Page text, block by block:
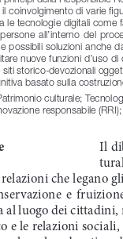
coinvolgimento di varie
le tecnologie digitali come
all’interno  del
possibili soluzioni anche
nuove funzioni d’uso
siti storico-devozionali
basato sulla
culturale;
responsabile
Il
relazioni che legano
e
al luogo dei cittadini,
e le relazioni sociali,